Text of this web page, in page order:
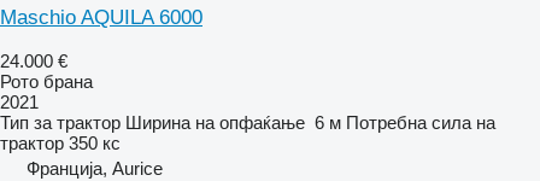
Maschio AQUILA 6000
24.000 €
Рото брана
2021
Тип за трактор Ширина на опфаќање 6 м Потребна сила на
трактор 350 кс
Франција, Aurice